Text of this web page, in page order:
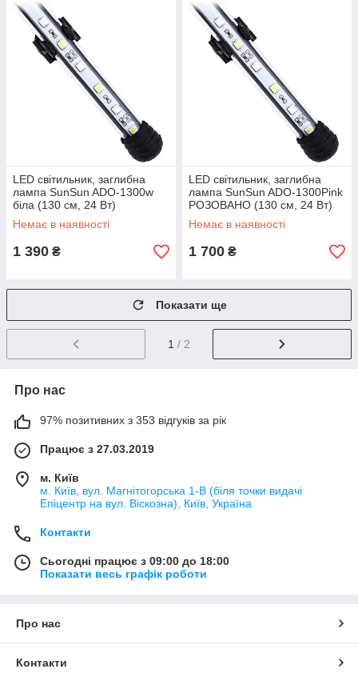
LED світильник, заглибна
лампа SunSun ADO-1300w
біла (130 см, 24 Вт)
Немає в наявності
1 390 ₴
LED світильник, заглибна
лампа SunSun ADO-1300Pink
РОЗОВАНО (130 см, 24 Вт)
Немає в наявності
1 700 ₴
Показати ще
1 / 2
Про нас
97% позитивних з 353 відгуків за рік
Працює з 27.03.2019
м. Київ
м. Київ, вул. Магнітогорська 1-В (біля точки видачі
Епіцентр на вул. Віскозна), Київ, Україна
Контакти
Сьогодні працює з 09:00 до 18:00
Показати весь графік роботи
Про нас
Контакти